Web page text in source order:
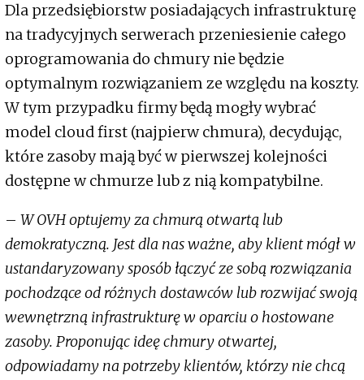
Dla przedsiębiorstw posiadających infrastrukturę
na tradycyjnych serwerach przeniesienie całego
oprogramowania do chmury nie będzie
optymalnym rozwiązaniem ze względu na koszty.
W tym przypadku firmy będą mogły wybrać
model cloud first (najpierw chmura), decydując,
które zasoby mają być w pierwszej kolejności
dostępne w chmurze lub z nią kompatybilne.
– W OVH optujemy za chmurą otwartą lub
demokratyczną. Jest dla nas ważne, aby klient mógł w
ustandaryzowany sposób łączyć ze sobą rozwiązania
pochodzące od różnych dostawców lub rozwijać swoją
wewnętrzną infrastrukturę w oparciu o hostowane
zasoby. Proponując ideę chmury otwartej,
odpowiadamy na potrzeby klientów, którzy nie chcą